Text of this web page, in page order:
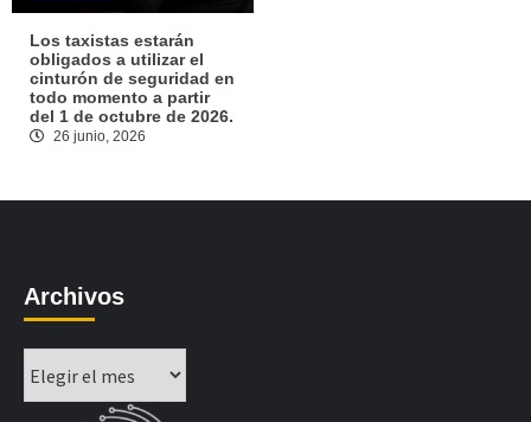
Los taxistas estarán
obligados a utilizar el
cinturón de seguridad en
todo momento a partir
del 1 de octubre de 2026.
26 junio, 2026
Archivos